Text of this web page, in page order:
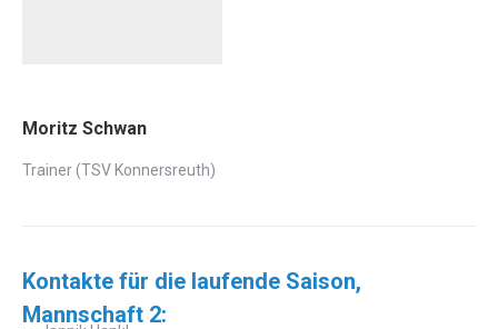
Moritz Schwan
Trainer (TSV Konnersreuth)
Kontakte für die laufende Saison,
Mannschaft 2: